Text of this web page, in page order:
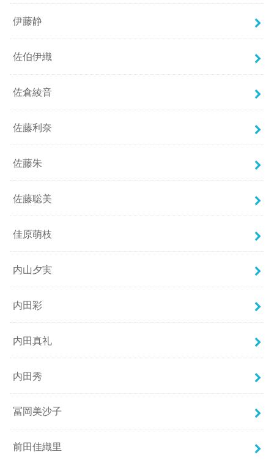
伊藤静
佐伯伊織
佐倉綾音
佐藤利奈
佐藤朱
佐藤聡美
佳原萌枝
内山夕実
内田彩
内田真礼
内田秀
冨岡美沙子
前田佳織里